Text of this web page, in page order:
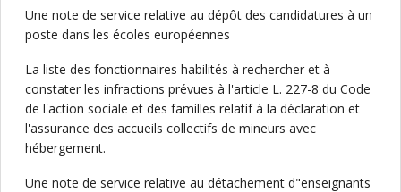
Une note de service relative au dépôt des candidatures à un
poste dans les écoles européennes
La liste des fonctionnaires habilités à rechercher et à
constater les infractions prévues à l'article L. 227-8 du Code
de l'action sociale et des familles relatif à la déclaration et
l'assurance des accueils collectifs de mineurs avec
hébergement.
Une note de service relative au détachement d"enseignants